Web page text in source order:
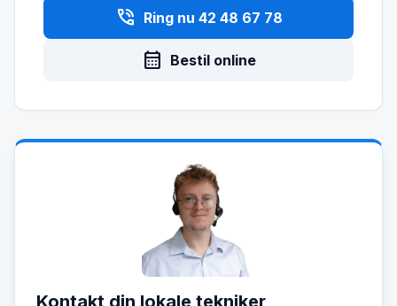
phone_in_talk Ring nu 42 48 67 78
calendar_month Bestil online
Kontakt din lokale tekniker